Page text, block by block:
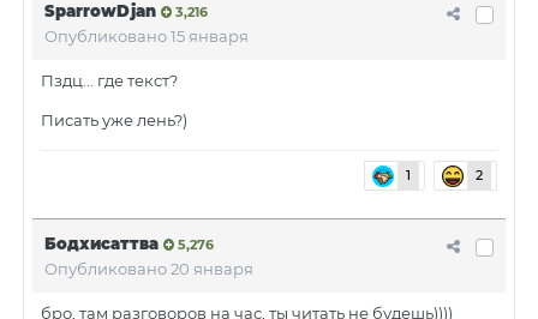
SparrowDjan 3,216
Опубликовано15 января
Пздц... где текст?
Писать уже лень?)
1 2
Бодхисаттва 5,276
Опубликовано20 января
бро, там разговоров на час, ты читать не будешь))))